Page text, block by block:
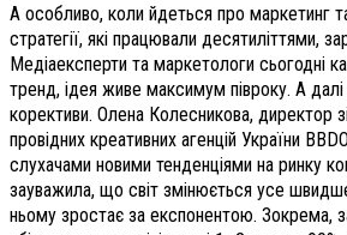
А особливо, коли йдеться про маркетинг
стратегії, які працювали десятиліттями,
Медіаексперти та маркетологи сьогодні
тренд, ідея живе максимум півроку. А далі
корективи. Олена Колесникова, директор зі
провідних креативних агенцій України
слухачами новими тенденціями на ринку
зауважила, що світ змінюється усе
ньому зростає за експонентою. Зокрема,